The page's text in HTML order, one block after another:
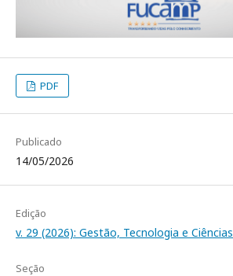
PDF
Publicado
14/05/2026
Edição
v. 29 (2026): Gestão, Tecnologia e Ciências
Seção